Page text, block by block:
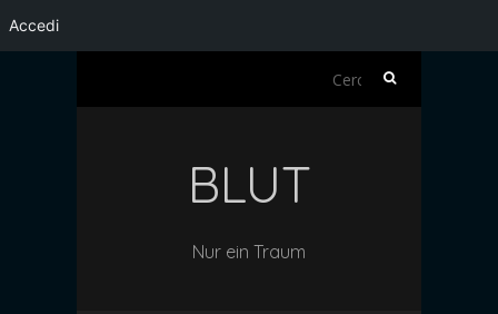
Accedi
Ricerca
BLUT
Nur ein Traum